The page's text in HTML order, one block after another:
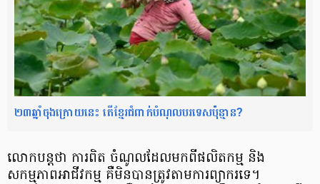
២៣ឆ្នាំ​ចុង​ក្រោយនេះ តើ​ខ្មែរ​ជំពាក់​បំណុល​បរទេស​ប៉ុន្មាន?
លោកបន្តថា ការពិត ចំណូល​ដែលមកពី​ផលិតកម្ម និង​
សកម្មភាព​អាជីវកម្ម គឺមិនបាន​ត្រូវ​តាម​ការព្យាករទេ។